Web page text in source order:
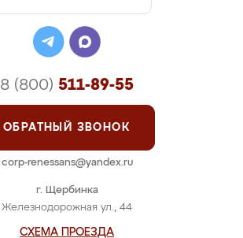
г. Щербинка
Железнодорожная ул., 44
СХЕМА ПРОЕЗДА
8 (800) 511-89-55
ОБРАТНЫЙ ЗВОНОК
corp-renessans@yandex.ru